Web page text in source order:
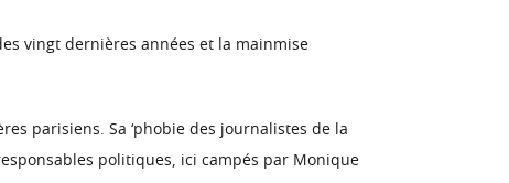
vingt dernières années et la mainmise
parisiens. Sa ‘phobie des journalistes de la
politiques, ici campés par Monique